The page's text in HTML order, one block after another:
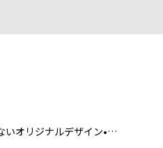
いオリジナルデザイン•…